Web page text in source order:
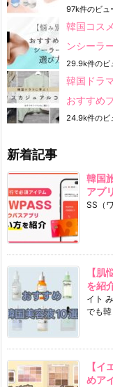
97k件のビュ
韓国コス
ンシーラ
29.9k件のビ
韓国ドラ
おすすめ
24.9k件のビ
新着記事
韓国
アプ
SS（
【
を紹
イト
でも韓
【
めア